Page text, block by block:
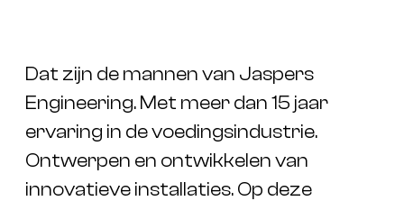
Dat zijn de mannen van Jaspers
Engineering. Met meer dan 15 jaar
ervaring in de voedingsindustrie.
Ontwerpen en ontwikkelen van
innovatieve installaties. Op deze